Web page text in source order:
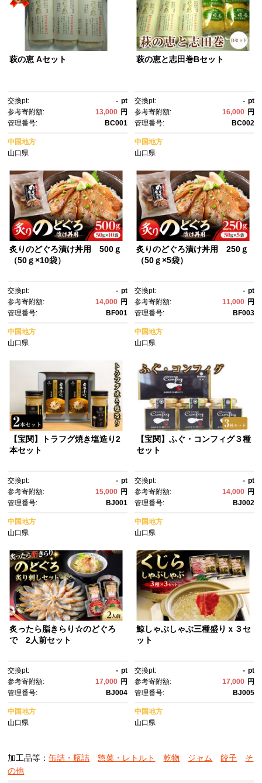
萩の恵 Aセット
交換pt: - pt
参考寄附額:
13,000 円
管理番号:
BC001
中国地方
山口県
萩の恵と志田巻Bセット
交換pt: - pt
参考寄附額:
16,000 円
管理番号:
BC002
中国地方
山口県
炙りのどぐろ漬け丼用 500ｇ
（50ｇ×10袋）
交換pt: - pt
参考寄附額:
14,000 円
管理番号:
BF001
中国地方
山口県
炙りのどぐろ漬け丼用 250ｇ
（50ｇ×5袋）
交換pt: - pt
参考寄附額:
11,000 円
管理番号:
BF003
中国地方
山口県
【宝関】トラフグ焼き塩造り2
本セット
交換pt: - pt
参考寄附額:
15,000 円
管理番号:
BJ001
中国地方
山口県
【宝関】ふぐ・コンフィグ３種
セット
交換pt: - pt
参考寄附額:
14,000 円
管理番号:
BJ002
中国地方
山口県
炙ったら脂きらり☆のどぐろ
で 2人前セット
交換pt: - pt
参考寄附額:
17,000 円
管理番号:
BJ004
中国地方
山口県
鯨しゃぶしゃぶ三種盛りｘ３セ
ット
交換pt: - pt
参考寄附額:
17,000 円
管理番号:
BJ005
中国地方
山口県
加工品等：缶詰・瓶詰 惣菜・レトルト 乾物 ジャム 餃子
そ
の他